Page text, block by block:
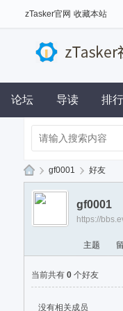
zTasker官网 收藏本站
论坛 导读 排
社
区
› gf0001 › 好友
gf0001
https://
主题
当前共有 0个好友
没有相关成员